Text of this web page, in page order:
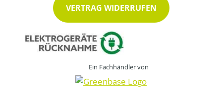
VERTRAG WIDERRUFEN
Ein Fachhändler von